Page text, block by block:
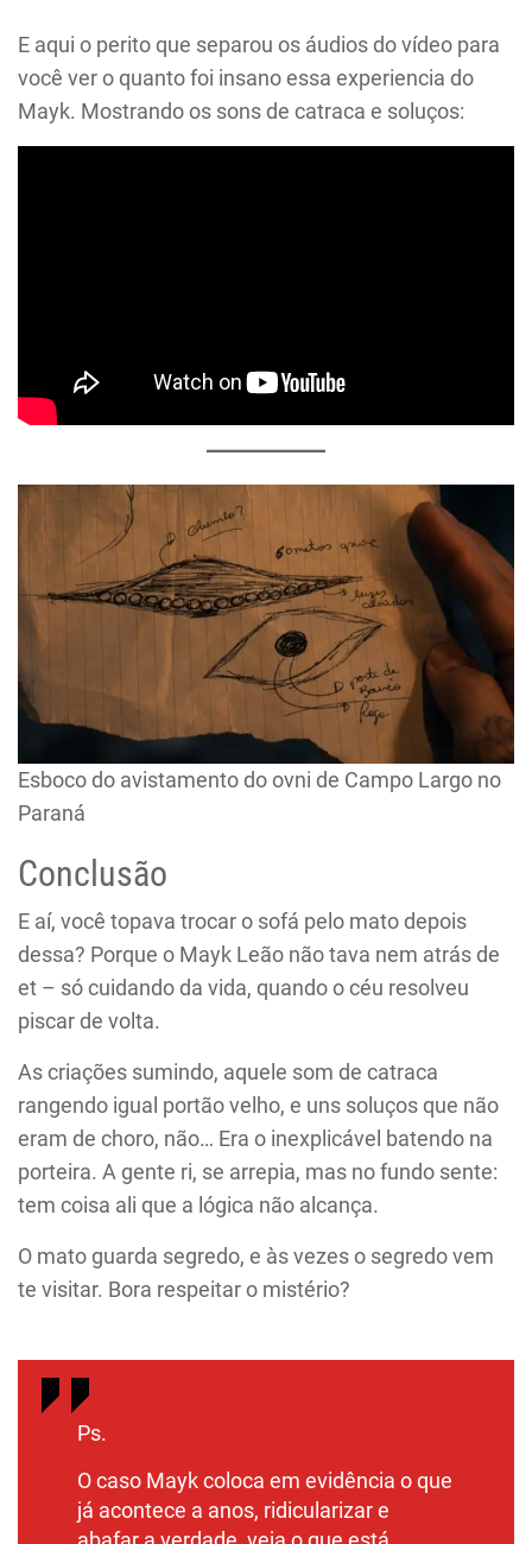
E aqui o perito que separou os áudios do vídeo para
você ver o quanto foi insano essa experiencia do
Mayk. Mostrando os sons de catraca e soluços:
Esboco do avistamento do ovni de Campo Largo no
Paraná
Conclusão
E aí, você topava trocar o sofá pelo mato depois
dessa? Porque o Mayk Leão não tava nem atrás de
et – só cuidando da vida, quando o céu resolveu
piscar de volta.
As criações sumindo, aquele som de catraca
rangendo igual portão velho, e uns soluços que não
eram de choro, não… Era o inexplicável batendo na
porteira. A gente ri, se arrepia, mas no fundo sente:
tem coisa ali que a lógica não alcança.
O mato guarda segredo, e às vezes o segredo vem
te visitar. Bora respeitar o mistério?
Ps.
O caso Mayk coloca em evidência o que
já acontece a anos, ridicularizar e